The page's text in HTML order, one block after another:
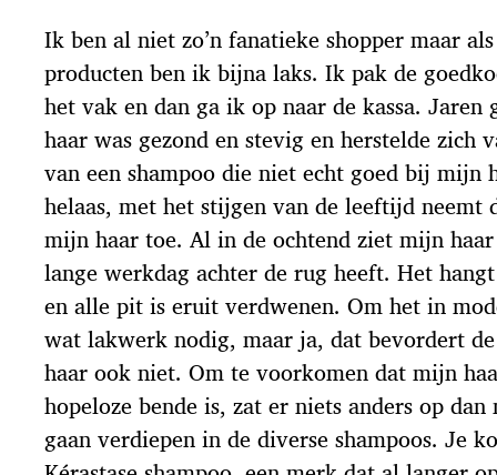
h
t
d
a
t
u
m
Ik ben al niet zo’n fanatieke shopper maar
producten ben ik bijna laks. Ik pak de
het vak en dan ga ik op naar de kassa.
haar was gezond en stevig en herstelde zich
van een shampoo die niet echt goed bij mijn
helaas, met het stijgen van de leeftijd neemt
mijn haar toe. Al in de ochtend ziet mijn
lange werkdag achter de rug heeft. Het
en alle pit is eruit verdwenen. Om het in
wat lakwerk nodig, maar ja, dat bevordert
haar ook niet. Om te voorkomen dat mijn
hopeloze bende is, zat er niets anders op
gaan verdiepen in de diverse shampoos. Je